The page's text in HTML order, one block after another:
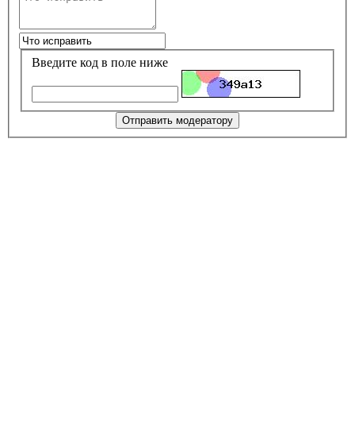
Введите код в поле ниже
Отправить модератору